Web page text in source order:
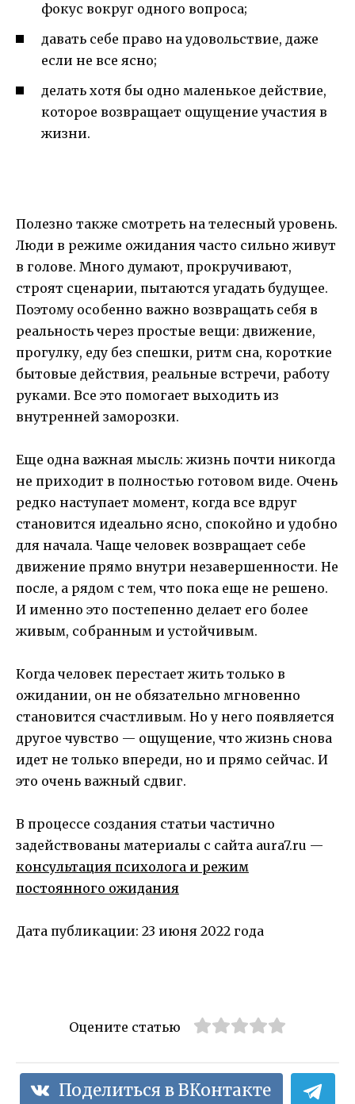
фокус вокруг одного вопроса;
давать себе право на удовольствие, даже
если не все ясно;
делать хотя бы одно маленькое действие,
которое возвращает ощущение участия в
жизни.
Полезно также смотреть на телесный уровень.
Люди в режиме ожидания часто сильно живут
в голове. Много думают, прокручивают,
строят сценарии, пытаются угадать будущее.
Поэтому особенно важно возвращать себя в
реальность через простые вещи: движение,
прогулку, еду без спешки, ритм сна, короткие
бытовые действия, реальные встречи, работу
руками. Все это помогает выходить из
внутренней заморозки.
Еще одна важная мысль: жизнь почти никогда
не приходит в полностью готовом виде. Очень
редко наступает момент, когда все вдруг
становится идеально ясно, спокойно и удобно
для начала. Чаще человек возвращает себе
движение прямо внутри незавершенности. Не
после, а рядом с тем, что пока еще не решено.
И именно это постепенно делает его более
живым, собранным и устойчивым.
Когда человек перестает жить только в
ожидании, он не обязательно мгновенно
становится счастливым. Но у него появляется
другое чувство — ощущение, что жизнь снова
идет не только впереди, но и прямо сейчас. И
это очень важный сдвиг.
В процессе создания статьи частично
задействованы материалы с сайта aura7.ru —
консультация психолога и режим
постоянного ожидания
Дата публикации: 23 июня 2022 года
Оцените статью
Поделиться в ВКонтакте